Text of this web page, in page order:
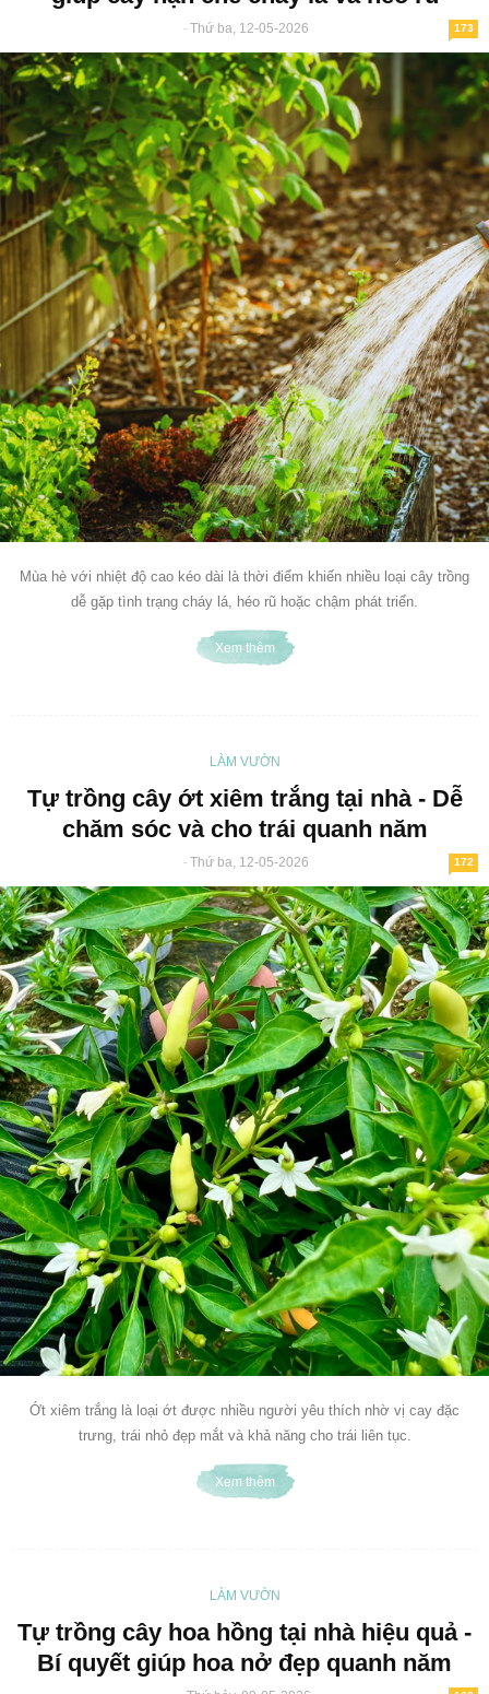
- Thứ ba, 12-05-2026 173
Mùa hè với nhiệt độ cao kéo dài là thời điểm khiến nhiều loại cây trồng
dễ gặp tình trạng cháy lá, héo rũ hoặc chậm phát triển.
Xem thêm
LÀM VƯỜN
Tự trồng cây ớt xiêm trắng tại nhà - Dễ
chăm sóc và cho trái quanh năm
- Thứ ba, 12-05-2026 172
Ớt xiêm trắng là loại ớt được nhiều người yêu thích nhờ vị cay đặc
trưng, trái nhỏ đẹp mắt và khả năng cho trái liên tục.
Xem thêm
LÀM VƯỜN
Tự trồng cây hoa hồng tại nhà hiệu quả -
Bí quyết giúp hoa nở đẹp quanh năm